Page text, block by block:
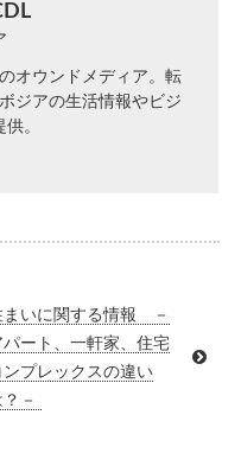
オウンドメディア。転
ジアの生活情報やビジ
。
まいに関する情報 －
パート、一軒家、住宅
ンプレックスの違い
？－